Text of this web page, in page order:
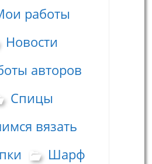
работы
Новости
авторов
Спицы
вязать
Шарф